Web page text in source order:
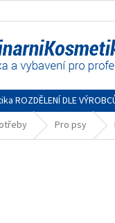
ROZDĚLENÍ DLE
Pro psy